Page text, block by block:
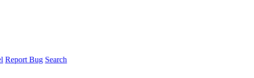
Report Bug Search